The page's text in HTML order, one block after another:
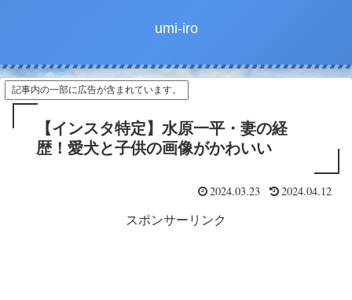
umi-iro
記事内の一部に広告が含まれています。
【インスタ特定】水原一平・妻の経
歴！愛犬と子供の画像がかわいい
2024.03.23 2024.04.12
スポンサーリンク